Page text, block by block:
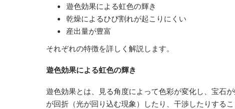
遊色効果による虹色の輝き
乾燥によるひび割れが起こりにくい
産出量が豊富
それぞれの特徴を詳しく解説します。
遊色効果による虹色の輝き
遊色効果とは、見る角度によって色彩が変化し、宝石
が回折（光が回り込む現象）したり、干渉したりするこ